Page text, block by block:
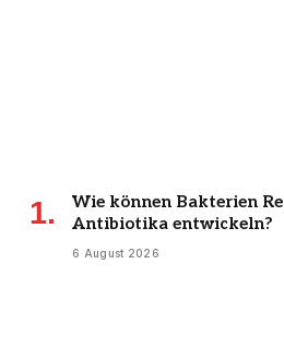
Wie können Bakterien
Antibiotika entwickeln?
6 August 2026